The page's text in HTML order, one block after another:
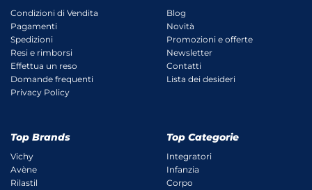
Condizioni di Vendita
Pagamenti
Spedizioni
Resi e rimborsi
Effettua un reso
Domande frequenti
Privacy Policy
Blog
Novità
Promozioni e offerte
Newsletter
Contatti
Lista dei desideri
Top Brands
Vichy
Avène
Rilastil
Top Categorie
Integratori
Infanzia
Corpo